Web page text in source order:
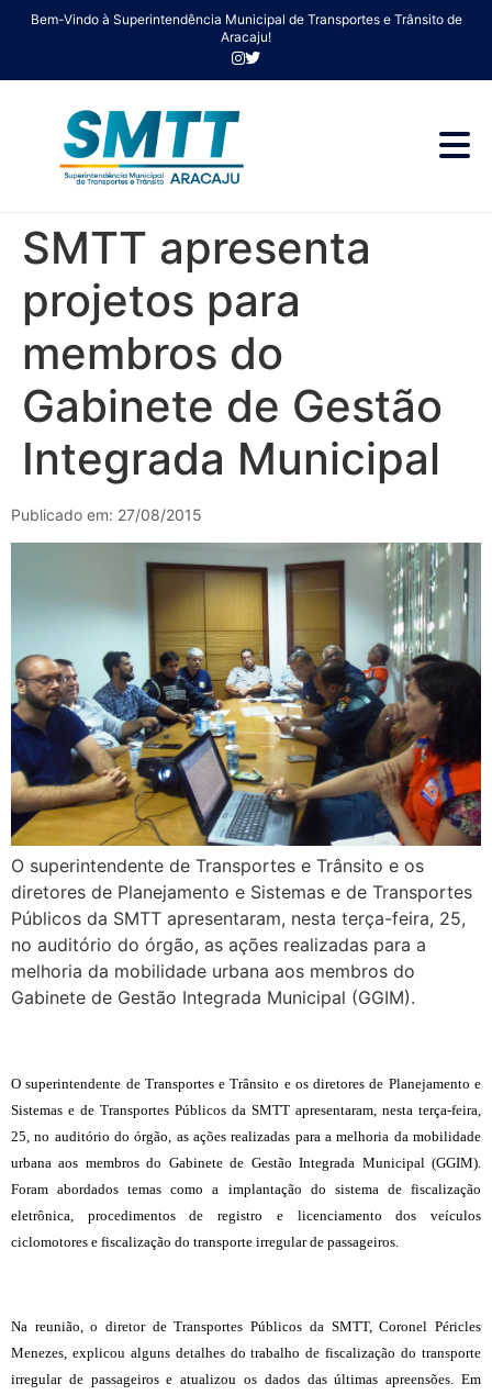
Bem-Vindo à Superintendência Municipal de Transportes e Trânsito de
Aracaju!
SMTT apresenta
projetos para
membros do
Gabinete de Gestão
Integrada Municipal
Publicado em: 27/08/2015
O superintendente de Transportes e Trânsito e os
diretores de Planejamento e Sistemas e de Transportes
Públicos da SMTT apresentaram, nesta terça-feira, 25,
no auditório do órgão, as ações realizadas para a
melhoria da mobilidade urbana aos membros do
Gabinete de Gestão Integrada Municipal (GGIM).
O superintendente de Transportes e Trânsito e os diretores de Planejamento e
Sistemas e de Transportes Públicos da SMTT apresentaram, nesta terça-feira,
25, no auditório do órgão, as ações realizadas para a melhoria da mobilidade
urbana aos membros do Gabinete de Gestão Integrada Municipal (GGIM).
Foram abordados temas como a implantação do sistema de fiscalização
eletrônica, procedimentos de registro e licenciamento dos veículos
ciclomotores e fiscalização do transporte irregular de passageiros.
Na reunião, o diretor de Transportes Públicos da SMTT, Coronel Péricles
Menezes, explicou alguns detalhes do trabalho de fiscalização do transporte
irregular de passageiros e atualizou os dados das últimas apreensões. Em